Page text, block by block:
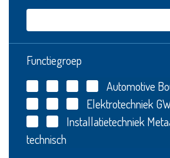
Functiegroep
Automotive
Elektrotechniek
Installatietechniek
technisch